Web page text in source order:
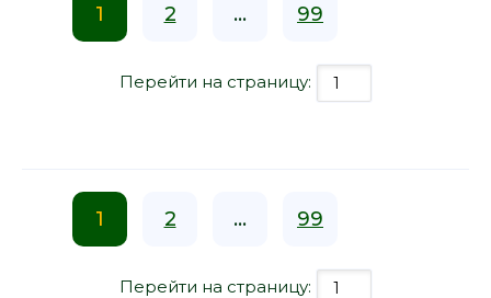
1 2 ... 99
Перейти на страницу:
1 2 ... 99
Перейти на страницу: